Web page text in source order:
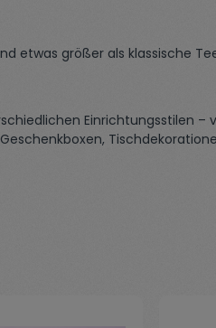
etwas größer als klassische
Einrichtungsstilen